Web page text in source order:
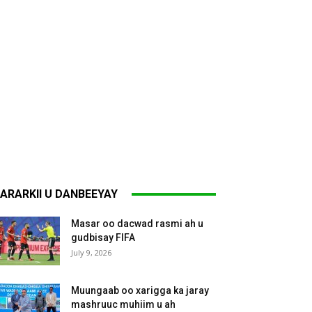
U DANBEEYAY
Masar oo dacwad rasmi ah u
gudbisay FIFA
July 9, 2026
Muungaab oo xarigga ka jaray
mashruuc muhiim u ah